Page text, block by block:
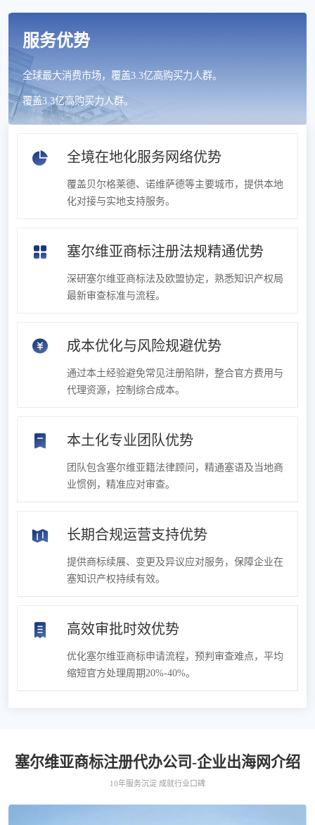
服务优势
全球最大消费市场，覆盖3.3亿高购买力人群。
覆盖3.3亿高购买力人群。
全境在地化服务网络优势
覆盖贝尔格莱德、诺维萨德等主要城市，提供本地
化对接与实地支持服务。
塞尔维亚商标注册法规精通优势
深研塞尔维亚商标法及欧盟协定，熟悉知识产权局
最新审查标准与流程。
成本优化与风险规避优势
通过本土经验避免常见注册陷阱，整合官方费用与
代理资源，控制综合成本。
本土化专业团队优势
团队包含塞尔维亚籍法律顾问，精通塞语及当地商
业惯例，精准应对审查。
长期合规运营支持优势
提供商标续展、变更及异议应对服务，保障企业在
塞知识产权持续有效。
高效审批时效优势
优化塞尔维亚商标申请流程，预判审查难点，平均
缩短官方处理周期20%-40%。
塞尔维亚商标注册代办公司-企业出海网介绍
10年服务沉淀 成就行业口碑